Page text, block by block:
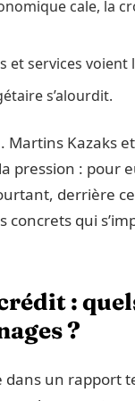
cale, la
et services voient
s’alourdit.
Martins Kazaks
pression : pour
derrière
qui
:
?
dans un rapport